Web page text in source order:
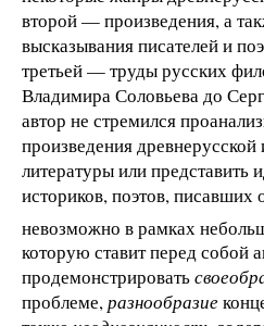
второй — произведения, а
высказывания писателей и
третьей — труды русских
Владимира Соловьева до
автор не стремился
произведения
литературы или представить
историков, поэтов, писавших
невозможно в рамках
которую ставит перед собой
продемонстрировать
проблеме,разнообразие